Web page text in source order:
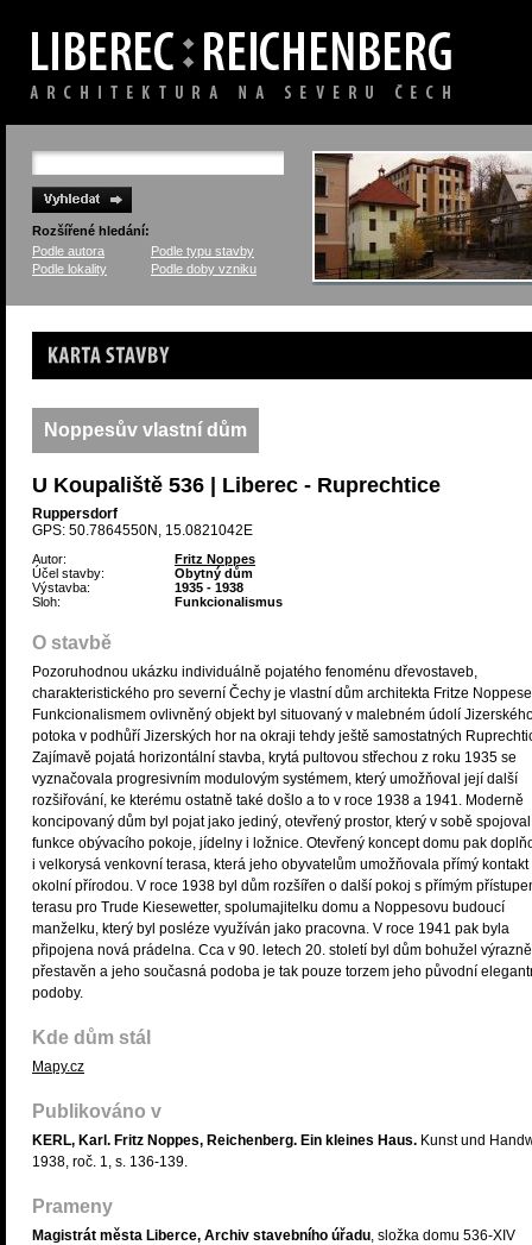
Rozšířené hledání:
Podle autora
Podle typu stavby
Podle lokality
Podle doby vzniku
Karta stavby
Noppesův vlastní dům
U Koupaliště 536 | Liberec - Ruprechtice
Ruppersdorf
GPS: 50.7864550N, 15.0821042E
Autor:
Fritz Noppes
Účel stavby:
Obytný dům
Výstavba:
1935 - 1938
Sloh:
Funkcionalismus
O stavbě
Pozoruhodnou ukázku individuálně pojatého fenoménu dřevostaveb,
charakteristického pro severní Čechy je vlastní dům architekta Fritze
Funkcionalismem ovlivněný objekt byl situovaný v malebném údolí
potoka v podhůří Jizerských hor na okraji tehdy ještě samostatných
Zajímavě pojatá horizontální stavba, krytá pultovou střechou z roku 1935 se
vyznačovala progresivním modulovým systémem, který umožňoval její další
rozšiřování, ke kterému ostatně také došlo a to v roce 1938 a 1941. Moderně
koncipovaný dům byl pojat jako jediný, otevřený prostor, který v sobě spojoval
funkce obývacího pokoje, jídelny i ložnice. Otevřený koncept domu pak
i velkorysá venkovní terasa, která jeho obyvatelům umožňovala přímý kontakt
okolní přírodou. V roce 1938 byl dům rozšířen o další pokoj s přímým
terasu pro Trude Kiesewetter, spolumajitelku domu a Noppesovu budoucí
manželku, který byl posléze využíván jako pracovna. V roce 1941 pak byla
připojena nová prádelna. Cca v 90. letech 20. století byl dům bohužel výrazně
přestavěn a jeho současná podoba je tak pouze torzem jeho původní
podoby.
Kde dům stál
Mapy.cz
Publikováno v
KERL, Karl. Fritz Noppes, Reichenberg. Ein kleines Haus. Kunst und
1938, roč. 1, s. 136-139.
Prameny
Magistrát města Liberce, Archiv stavebního úřadu, složka domu 536-XIV